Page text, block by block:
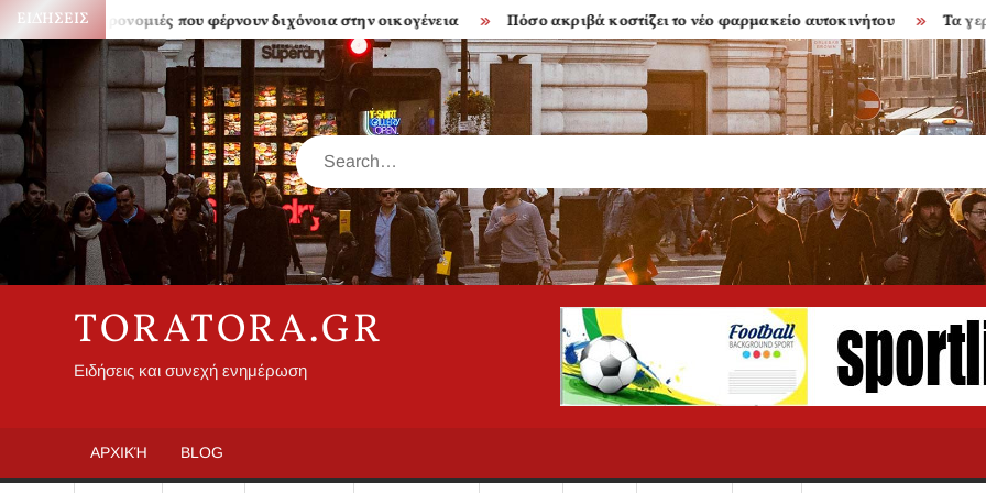
Skip
to
content
ΕΙΔΉΣΕΙΣ
Κληρονομιές που φέρνουν διχόνοια στην οικογένεια Πόσο ακριβά κοστίζει το νέο φαρμακείο αυτοκινήτου Τα
Search
TORATORA.GR
Ειδήσεις και συνεχή ενημέρωση
ΑΡΧΙΚΉ BLOG